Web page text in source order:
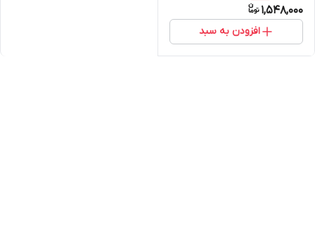
1,548,000
افزودن به سبد